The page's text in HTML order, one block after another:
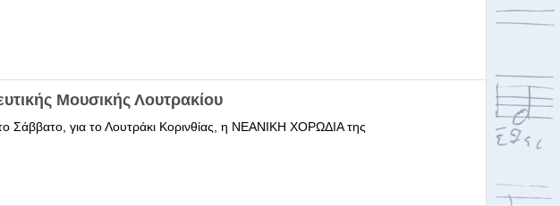
Μουσικής Λουτρακίου
για το Λουτράκι Κορινθίας, η ΝΕΑΝΙΚΗ ΧΟΡΩΔΙΑ της